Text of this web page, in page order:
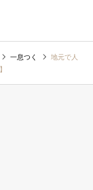
一息つく
地元で人